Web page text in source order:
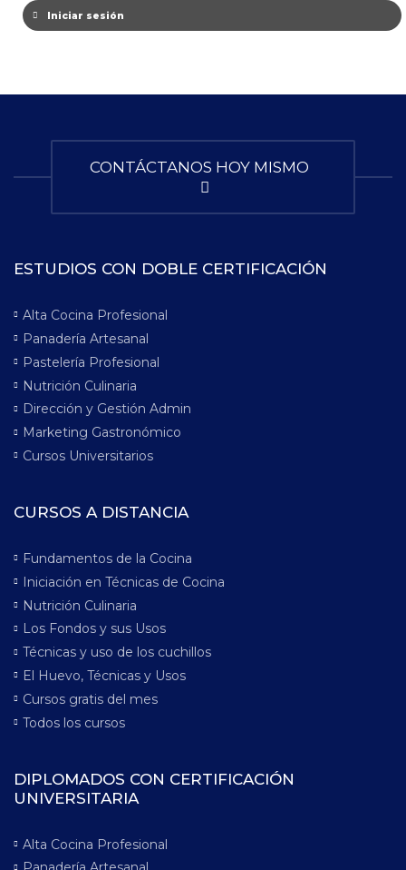
Iniciar sesión
CONTÁCTANOS HOY MISMO
ESTUDIOS CON DOBLE CERTIFICACIÓN
Alta Cocina Profesional
Panadería Artesanal
Pastelería Profesional
Nutrición Culinaria
Dirección y Gestión Admin
Marketing Gastronómico
Cursos Universitarios
CURSOS A DISTANCIA
Fundamentos de la Cocina
Iniciación en Técnicas de Cocina
Nutrición Culinaria
Los Fondos y sus Usos
Técnicas y uso de los cuchillos
El Huevo, Técnicas y Usos
Cursos gratis del mes
Todos los cursos
DIPLOMADOS CON CERTIFICACIÓN
UNIVERSITARIA
Alta Cocina Profesional